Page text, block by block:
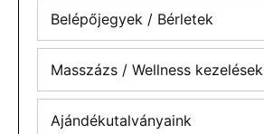
Belépőjegyek / Bérletek
Masszázs / Wellness kezelések
Ajándékutalványaink